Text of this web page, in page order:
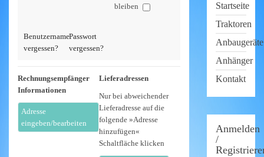
bleiben
Benutzername
vergessen?
Passwort
vergessen?
Rechnungsempfänger
Informationen
Adresse
eingeben/bearbeiten
Lieferadressen
Nur bei abweichender
Lieferadresse auf die
folgende »Adresse
hinzufügen«
Schaltfläche klicken
Startseite
Traktoren
Anbaugeräte
Anhänger
Kontakt
Anmelden
/